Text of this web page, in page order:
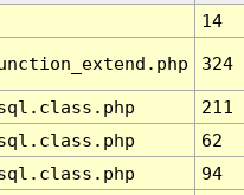
14
324
211
62
94